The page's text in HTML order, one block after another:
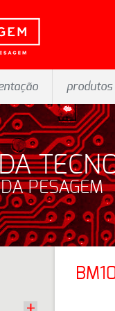
produtos
PESAGEM